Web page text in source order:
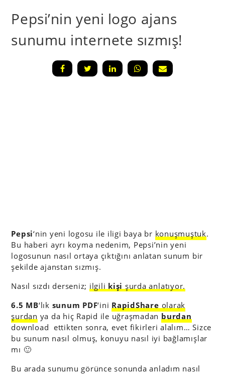
Pepsi’nin yeni logo ajans
sunumu internete sızmış!
Pepsi‘nin yeni logosu ile iligi baya br konuşmuştuk.
Bu haberi ayrı koyma nedenim, Pepsi’nin yeni
logosunun nasıl ortaya çıktığını anlatan sunum bir
şekilde ajanstan sızmış.
Nasıl sızdı derseniz; ilgili kişi şurda anlatıyor.
6.5 MB‘lık sunum PDF‘ini RapidShare olarak
şurdan ya da hiç Rapid ile uğraşmadan burdan
download ettikten sonra, evet fikirleri alalım… Sizce
bu sunum nasıl olmuş, konuyu nasıl iyi bağlamışlar
mı 🙂
Bu arada sunumu görünce sonunda anladım nasıl